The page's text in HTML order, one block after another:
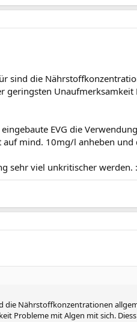
sind die
geringsten
EVG die
mind. 10mg/l anheben
sehr viel unkritischer werden.
Nährstoffkonzentrationen
Probleme mit Algen mit sich.